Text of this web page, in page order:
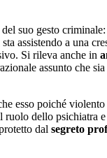
del suo gesto
assistendo a una
Si rileva anche in
assunto che
esso poiché
ruolo dello psichiatra
dal segreto